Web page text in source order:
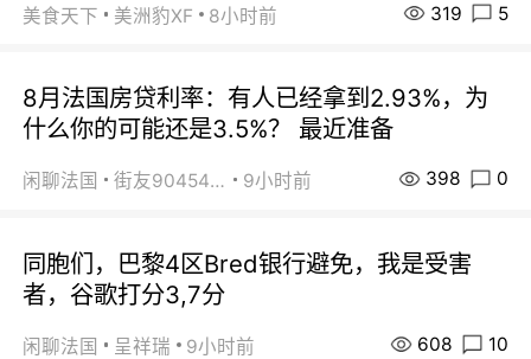
美食天下 美洲豹XF 8小时前 319 5
8月法国房贷利率：有人已经拿到2.93%，为
什么你的可能还是3.5%？ 最近准备
闲聊法国 街友90454511 9小时前 398 0
同胞们，巴黎4区Bred银行避免，我是受害
者，谷歌打分3,7分
闲聊法国 呈祥瑞 9小时前 608 10